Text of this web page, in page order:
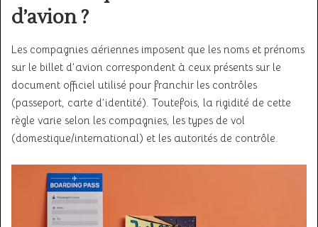
d’avion ?
Les compagnies aériennes imposent que les noms et prénoms
sur le billet d’avion correspondent à ceux présents sur le
document officiel utilisé pour franchir les contrôles
(passeport, carte d’identité). Toutefois, la rigidité de cette
règle varie selon les compagnies, les types de vol
(domestique/international) et les autorités de contrôle.